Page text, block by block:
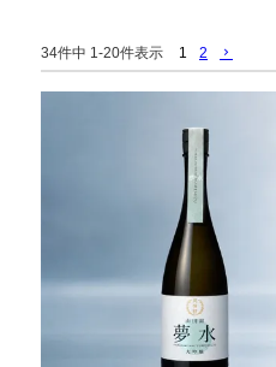
34件中 1-20件表示 1 2